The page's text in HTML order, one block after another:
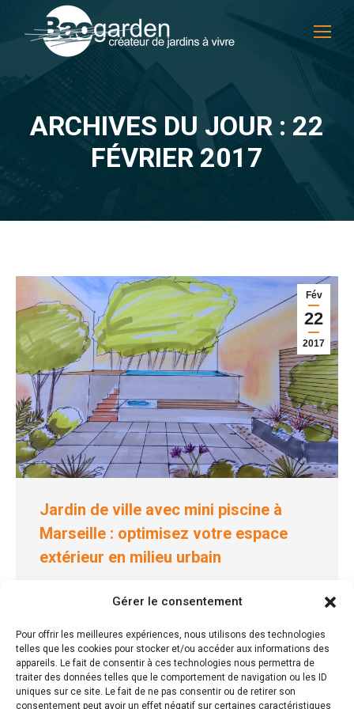
Gérer le consentement
Pour offrir les meilleures expériences, nous utilisons des technologies
telles que les cookies pour stocker et/ou accéder aux informations des
appareils. Le fait de consentir à ces technologies nous permettra de
traiter des données telles que le comportement de navigation ou les ID
uniques sur ce site. Le fait de ne pas consentir ou de retirer son
consentement peut avoir un effet négatif sur certaines caractéristiques
ARCHIVES DU JOUR : 22
FÉVRIER 2017
Fév
22
2017
Jardin de ville avec mini piscine à
Marseille : optimisez votre espace
extérieur en milieu urbain
Les styles de jardins
Aménager un jardin de ville avec mini piscine : un défi
surmontable Créer un jardin de ville avec mini
piscine…